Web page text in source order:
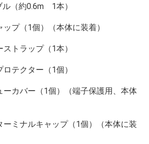
ル（約0.6m 1本）
プ（1個）（本体に装着）
ストラップ（1本）
テクター（1個）
ーカバー（1個）（端子保護用、本体
ーミナルキャップ（1個）（本体に装